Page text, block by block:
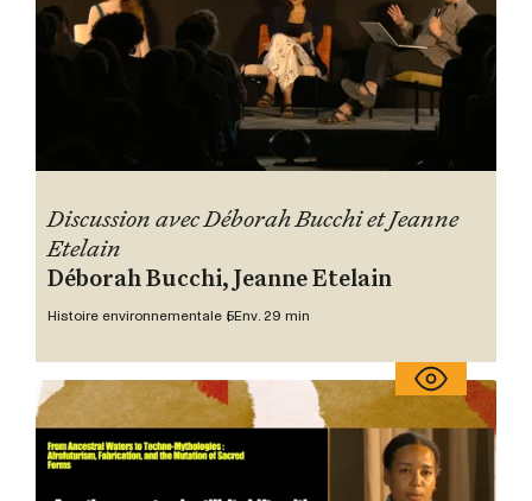
Discussion avec Déborah Bucchi et Jeanne
Etelain
Déborah Bucchi, Jeanne Etelain
Histoire environnementale 5Env. 29 min